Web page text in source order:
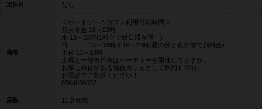
定休日 なし
備考
☆ボードゲームカフェ利用可能時間☆
月火木金 18～23時
水 13～23時(1料金で終日滞在可！)
日 13～18時＆18～23時(昼の部と夜の部で別料金)
土祝 13～18時
土曜と一部祝日夜はパーティーを開催してますが、
お席に余裕がある場合カフェとして利用も可能♪
お電話でご相談ください！
0364096037
席数 11卓40席